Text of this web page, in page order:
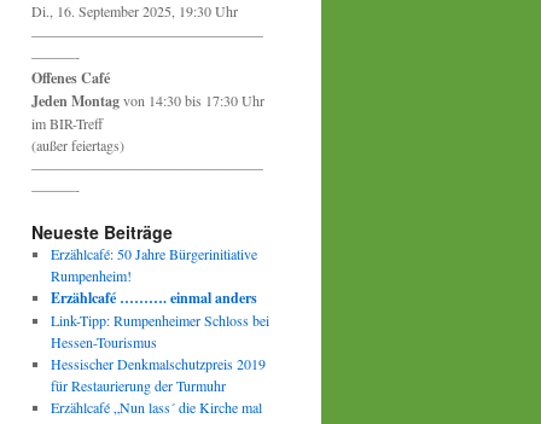
Di., 16. September 2025, 19:30 Uhr
————————————————
———-
Offenes Café
Jeden Montagvon 14:30 bis 17:30 Uhr
im BIR-Treff
(außer feiertags)
————————————————
———-
Neueste Beiträge
Erzählcafé: 50 Jahre Bürgerinitiative
Rumpenheim!
Erzählcafé ………. einmal anders
Link-Tipp: Rumpenheimer Schloss bei
Hessen-Tourismus
Hessischer Denkmalschutzpreis 2019
für Restaurierung der Turmuhr
Erzählcafé „Nun lass´ die Kirche mal